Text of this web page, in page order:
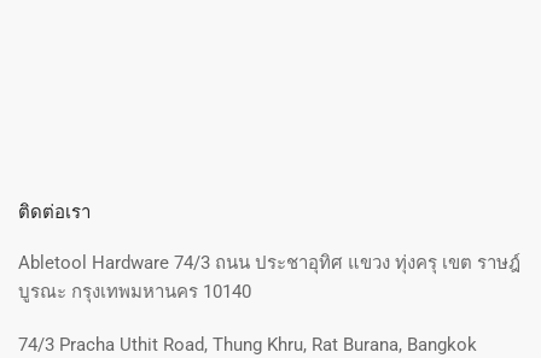
ติดต่อเรา
Abletool Hardware 74/3 ถนน ประชาอุทิศ แขวง ทุ่งครุ เขต ราษฎ์
บูรณะ กรุงเทพมหานคร 10140
74/3 Pracha Uthit Road, Thung Khru, Rat Burana, Bangkok